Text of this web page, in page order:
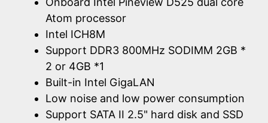
Atom processor
Intel ICH8M
Support DDR3 800MHz SODIMM 2GB *
2 or 4GB *1
Built-in Intel GigaLAN
Low noise and low power consumption
Support SATA II 2.5" hard disk and SSD